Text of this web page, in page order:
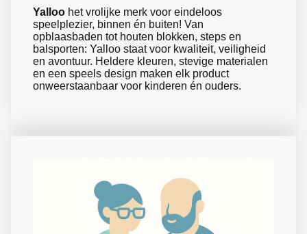
Yalloo het vrolijke merk voor eindeloos
speelplezier, binnen én buiten! Van
opblaasbaden tot houten blokken, steps en
balsporten: Yalloo staat voor kwaliteit, veiligheid
en avontuur. Heldere kleuren, stevige materialen
en een speels design maken elk product
onweerstaanbaar voor kinderen én ouders.